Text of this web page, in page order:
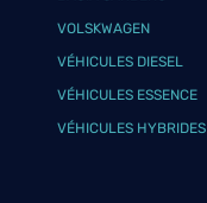
VOLSKWAGEN
VÉHICULES DIESEL
VÉHICULES ESSENCE
VÉHICULES HYBRIDES